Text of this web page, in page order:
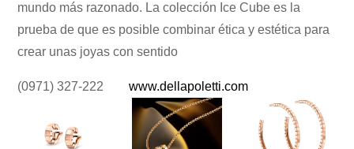
mundo más razonado. La colección Ice Cube es la
prueba de que es posible combinar ética y estética para
crear unas joyas con sentido
(0971) 327-222www.dellapoletti.com